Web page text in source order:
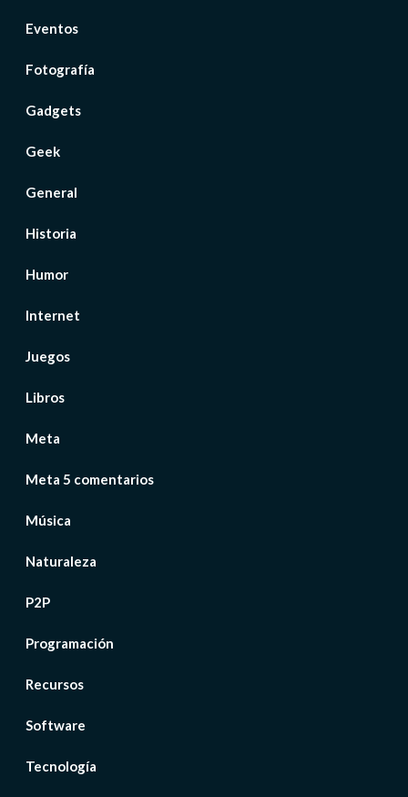
Eventos
Fotografía
Gadgets
Geek
General
Historia
Humor
Internet
Juegos
Libros
Meta
Meta 5 comentarios
Música
Naturaleza
P2P
Programación
Recursos
Software
Tecnología